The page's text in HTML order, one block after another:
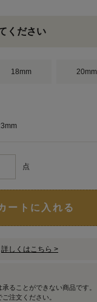
ください
18mm 20mm
点
ートに入れる
詳しくはこちら >
ることができない商品です。
注文ください。